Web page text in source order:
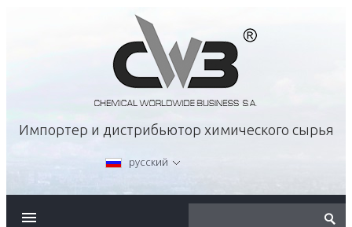
Импортер и дистрибьютор химического сырья
русский